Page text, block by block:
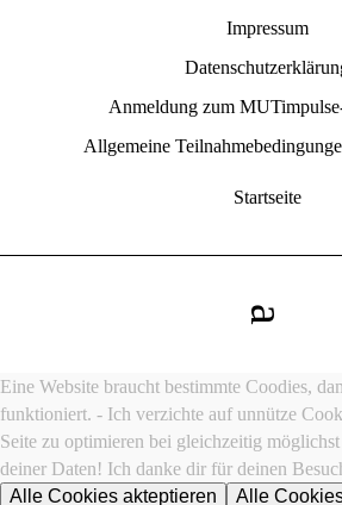
Impressum
Anmeldung zum
Allgemeine
Startseite
Eine Website braucht bestimmte Coodies,
funktioniert. - Ich verzichte auf unnütze
Seite zu optimieren bei gleichzeitig
deiner Daten! Ich danke dir für deinen
Alle Cookies akteptieren
Alle